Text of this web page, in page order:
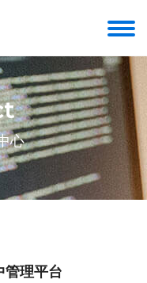
心
管理平台